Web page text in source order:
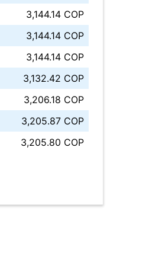
3,144.14 COP
3,144.14 COP
3,144.14 COP
3,132.42 COP
3,206.18 COP
3,205.87 COP
3,205.80 COP